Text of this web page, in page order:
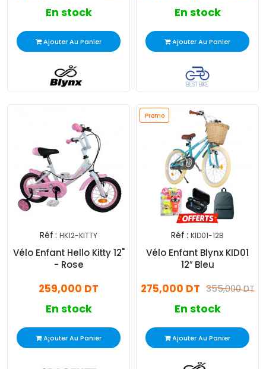
En stock
Ajouter Au Panier
En stock
Ajouter Au Panier
Réf : HK12-KITTY
Vélo Enfant Hello Kitty 12"
- Rose
259,000 DT
En stock
Ajouter Au Panier
Promo
Réf : KID01-12B
Vélo Enfant Blynx KID01
12″ Bleu
355,000 DT
275,000 DT
En stock
Ajouter Au Panier